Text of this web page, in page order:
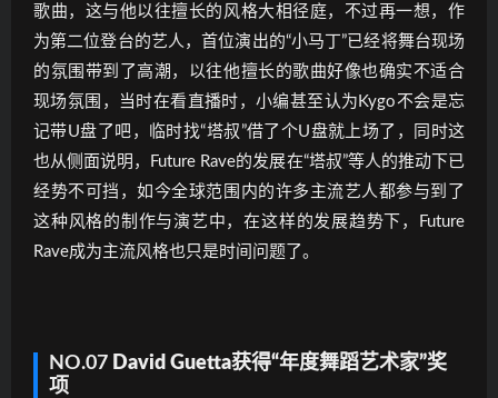
歌曲，这与他以往擅长的风格大相径庭，不过再一想，作
为第二位登台的艺人，首位演出的“小马丁”已经将舞台现场
的氛围带到了高潮，以往他擅长的歌曲好像也确实不适合
现场氛围，当时在看直播时，小编甚至认为Kygo不会是忘
记带U盘了吧，临时找“塔叔”借了个U盘就上场了，同时这
也从侧面说明，Future Rave的发展在“塔叔”等人的推动下已
经势不可挡，如今全球范围内的许多主流艺人都参与到了
这种风格的制作与演艺中，在这样的发展趋势下，Future
Rave成为主流风格也只是时间问题了。
NO.07 David Guetta获得“年度舞蹈艺术家”奖
项